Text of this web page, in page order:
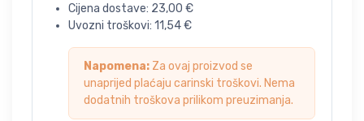
Cijena dostave: 23,00 €
Uvozni troškovi: 11,54€
Napomena: Za ovaj proizvod se
unaprijed plaćaju carinski troškovi. Nema
dodatnih troškova prilikom preuzimanja.